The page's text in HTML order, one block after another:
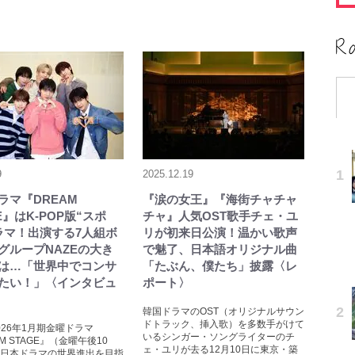
マ『DREAM
はK-POP版“スポ
マ！出演する7人組ボ
ループNAZEの大き
…「世界中でコンサ
い！」〈インタビュ
年1月期金曜ドラマ
STAGE』（金曜午後10
2025.12.19
『涙の女王』『海街チャチャ
チャ』人気OST歌手チェ・ユ
リが初来日公演！温かい歌声
で魅了、日本語オリジナル曲
「たぶん、僕たち」披露〈レ
ポート〉
韓国ドラマのOST（オリジナルサウン
ドトラック、挿入歌）を多数手がけて
いるシンガー・ソングライターのチ
ェ・ユリが去る12月10日に東京・築